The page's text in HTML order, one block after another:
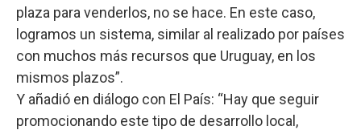
plaza para venderlos, no se hace. En este caso,
logramos un sistema, similar al realizado por países
con muchos más recursos que Uruguay, en los
mismos plazos”.
Y añadió en diálogo con El País: “Hay que seguir
promocionando este tipo de desarrollo local,